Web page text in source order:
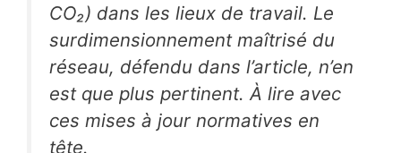
CO₂) dans les lieux de travail. Le
surdimensionnement maîtrisé du
réseau, défendu dans l’article, n’en
est que plus pertinent. À lire avec
ces mises à jour normatives en
tête.